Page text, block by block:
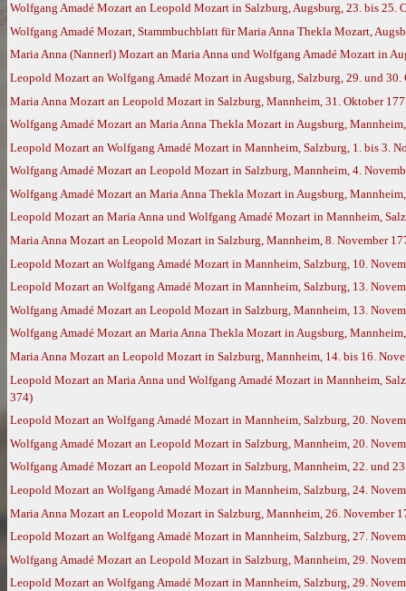
Wolfgang Amadé Mozart an Leopold Mozart in Salzburg, Augsburg, 23. bis
Wolfgang Amadé Mozart, Stammbuchblatt für Maria Anna Thekla Mozart,
Maria Anna (Nannerl) Mozart an Maria Anna und Wolfgang Amadé Mozart in
Leopold Mozart an Wolfgang Amadé Mozart in Augsburg, Salzburg, 29. und
Maria Anna Mozart an Leopold Mozart in Salzburg, Mannheim, 31. Oktober
Wolfgang Amadé Mozart an Maria Anna Thekla Mozart in Augsburg,
Leopold Mozart an Wolfgang Amadé Mozart in Mannheim, Salzburg, 1. bis 3.
Wolfgang Amadé Mozart an Leopold Mozart in Salzburg, Mannheim, 4.
Wolfgang Amadé Mozart an Maria Anna Thekla Mozart in Augsburg,
Leopold Mozart an Maria Anna und Wolfgang Amadé Mozart in Mannheim,
Maria Anna Mozart an Leopold Mozart in Salzburg, Mannheim, 8. November
Leopold Mozart an Wolfgang Amadé Mozart in Mannheim, Salzburg, 10.
Leopold Mozart an Wolfgang Amadé Mozart in Mannheim, Salzburg, 13.
Wolfgang Amadé Mozart an Leopold Mozart in Salzburg, Mannheim, 13.
Wolfgang Amadé Mozart an Maria Anna Thekla Mozart in Augsburg,
Maria Anna Mozart an Leopold Mozart in Salzburg, Mannheim, 14. bis 16.
Leopold Mozart an Maria Anna und Wolfgang Amadé Mozart in Mannheim,
374)
Leopold Mozart an Wolfgang Amadé Mozart in Mannheim, Salzburg, 20.
Wolfgang Amadé Mozart an Leopold Mozart in Salzburg, Mannheim, 20.
Wolfgang Amadé Mozart an Leopold Mozart in Salzburg, Mannheim, 22. und
Leopold Mozart an Wolfgang Amadé Mozart in Mannheim, Salzburg, 24.
Maria Anna Mozart an Leopold Mozart in Salzburg, Mannheim, 26. November
Leopold Mozart an Wolfgang Amadé Mozart in Mannheim, Salzburg, 27.
Wolfgang Amadé Mozart an Leopold Mozart in Salzburg, Mannheim, 29.
Leopold Mozart an Wolfgang Amadé Mozart in Mannheim, Salzburg, 29.